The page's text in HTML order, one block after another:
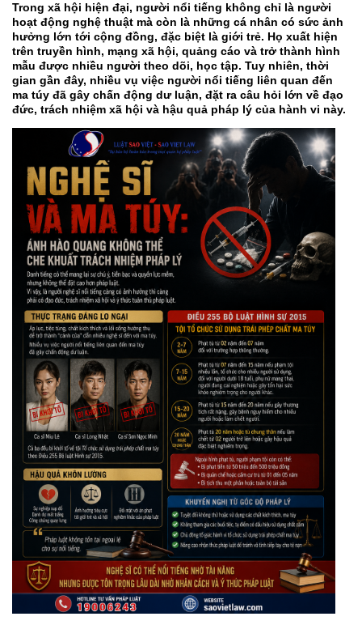
Trong xã hội hiện đại, người nổi tiếng không chỉ là người
hoạt động nghệ thuật mà còn là những cá nhân có sức ảnh
hưởng lớn tới cộng đồng, đặc biệt là giới trẻ. Họ xuất hiện
trên truyền hình, mạng xã hội, quảng cáo và trở thành hình
mẫu được nhiều người theo dõi, học tập. Tuy nhiên, thời
gian gần đây, nhiều vụ việc người nổi tiếng liên quan đến
ma túy đã gây chấn động dư luận, đặt ra câu hỏi lớn về đạo
đức, trách nhiệm xã hội và hậu quả pháp lý của hành vi này.